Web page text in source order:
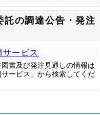
託の調達公告・発注
サービス
書及び発注見通しの情報は
サービス」から検索してくだ